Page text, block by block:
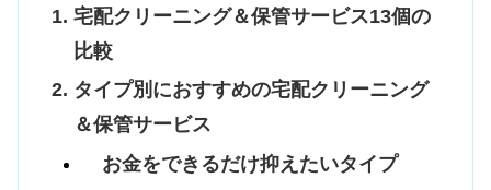
宅配クリーニング＆保管サービス13個の
比較
タイプ別におすすめの宅配クリーニング
＆保管サービス
お金をできるだけ抑えたいタイプ